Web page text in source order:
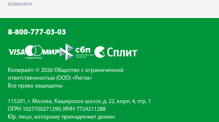
изменен
8-800-777-03-03
Копирайт: © 2026 Общество с ограниченной
ответственностью (ООО) «Ригла»
Все права защищены
115201, г. Москва, Каширское шоссе, д. 22, корп. 4, стр. 1
ОГРН 1027700271290; ИНН 7724211288
Юр. лицо, которому принадлежит домен: